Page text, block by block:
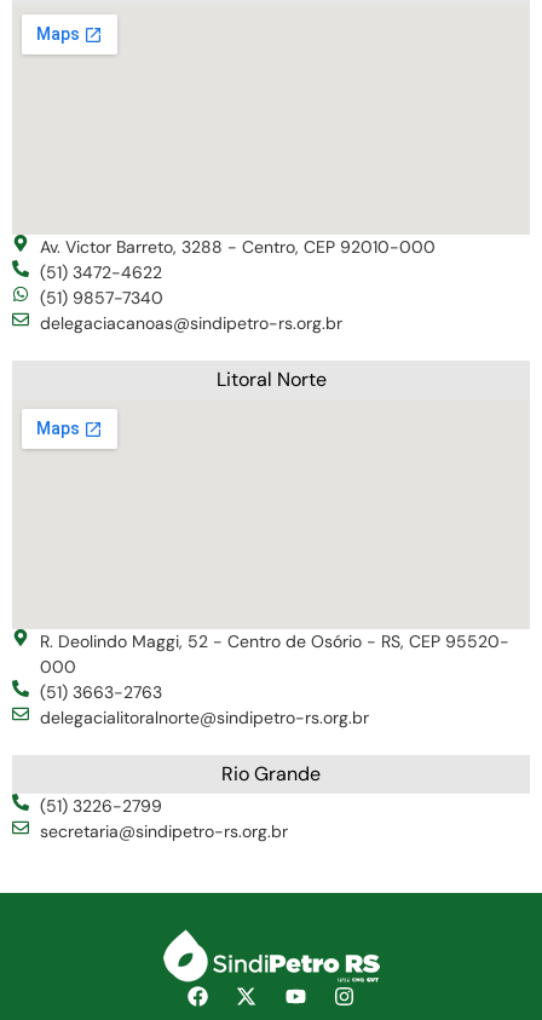
Av. Victor Barreto, 3288 - Centro, CEP 92010-000
(51) 3472-4622
(51) 9857-7340
delegaciacanoas@sindipetro-rs.org.br
Litoral Norte
R. Deolindo Maggi, 52 - Centro de Osório - RS, CEP 95520-
000
(51) 3663-2763
delegacialitoralnorte@sindipetro-rs.org.br
Rio Grande
(51) 3226-2799
secretaria@sindipetro-rs.org.br